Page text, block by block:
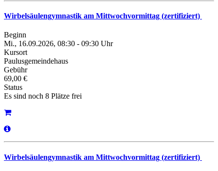
Wirbelsäulengymnastik am Mittwochvormittag (zertifiziert)
Beginn
Mi., 16.09.2026, 08:30 - 09:30 Uhr
Kursort
Paulusgemeindehaus
Gebühr
69,00 €
Status
Es sind noch 8 Plätze frei
Wirbelsäulengymnastik am Mittwochvormittag (zertifiziert)